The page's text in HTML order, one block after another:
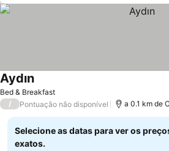
Bed & Breakfast
Aydın
/ Pontuação não disponível a 0.1 km de
Selecione as datas para ver os
exatos.